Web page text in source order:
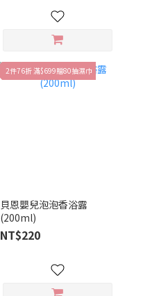
2件76折 滿$699贈80抽濕巾
貝恩嬰兒泡泡香浴露
(200ml)
NT$220